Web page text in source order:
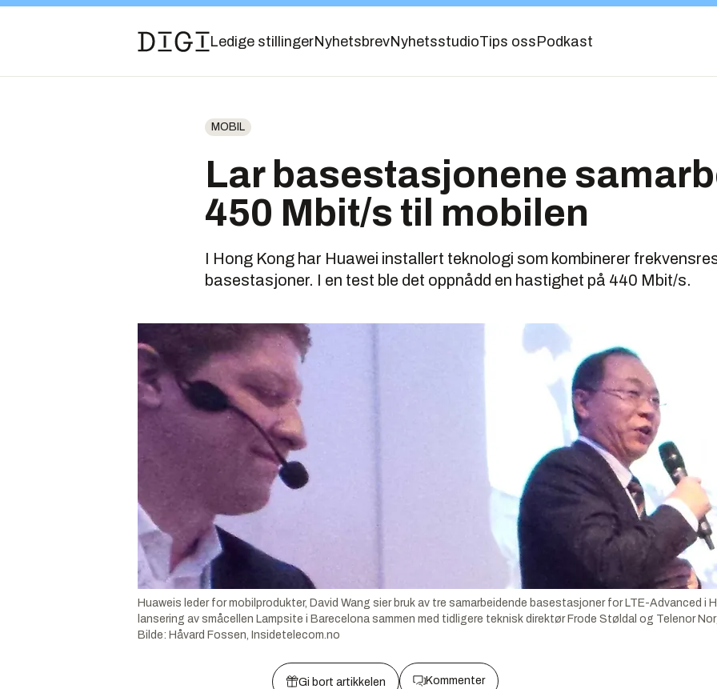
Ledige stillingerNyhetsbrevNyhetsstudioTips oss Podkast
MOBIL
Lar basestasjonene
450 Mbit/s til mobilen
I Hong Kong har Huawei installert teknologi som kombinerer
basestasjoner. I en test ble det oppnådd en hastighet på 440 Mbit/s.
Huaweis leder for mobilprodukter, David Wang sier bruk av tre samarbeidende basestasjoner for LTE-Advanced i
lansering av småcellen Lampsite i Barecelona sammen med tidligere teknisk direktør Frode Støldal og Telenor
Bilde: Håvard Fossen, Insidetelecom.no
Gi bort artikkelen Kommenter